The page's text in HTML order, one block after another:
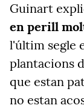
Guinart
en perill
l'últim segle
plantacions
que estan
no estan